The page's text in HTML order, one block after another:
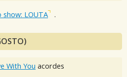
LOUTA .
With You acordes